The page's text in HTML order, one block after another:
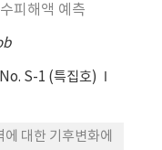
위해 추계학적동적
를 제안하였
보령댐에 적용하
입량 자료를 생성
료로부터 산출된
피해액 예측
S-1 (특집호)
대한 기후변화에